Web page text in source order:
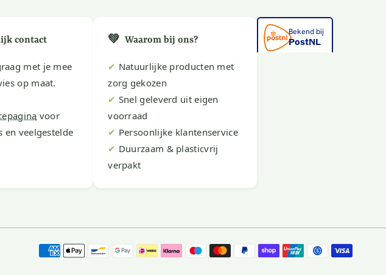
contact
met je mee
op maat.
voor
en veelgestelde
💚 Waarom bij ons?
✔ Natuurlijke producten met
zorg gekozen
✔ Snel geleverd uit eigen
voorraad
✔ Persoonlijke klantenservice
✔ Duurzaam & plasticvrij
verpakt